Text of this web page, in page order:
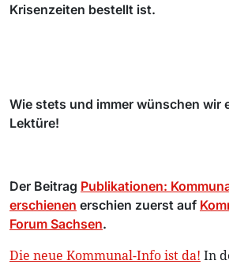
Krisenzeiten bestellt ist.
Wie stets und immer wünschen wir
Lektüre!
Der Beitrag Publikationen:
erschienen erschien zuerst auf
Forum Sachsen.
Die neue Kommunal-Info ist da! In